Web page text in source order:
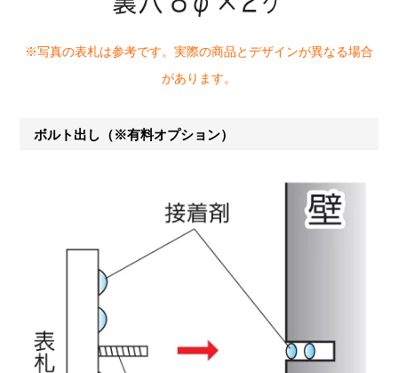
※写真の表札は参考です。実際の商品とデザインが異なる場合
があります。
ボルト出し（※有料オプション）